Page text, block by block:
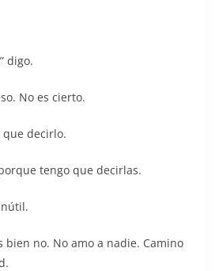
digo.
No es cierto.
decirlo.
tengo que decirlas.
bien no. No amo a nadie. Camino